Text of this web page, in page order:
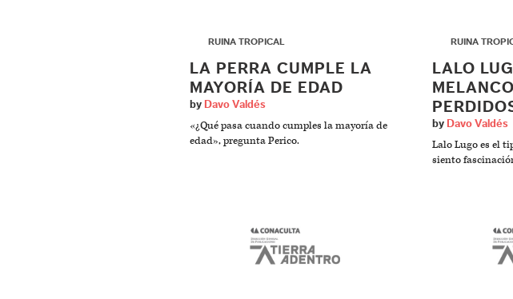
RUINA TROPICAL
LA PERRA CUMPLE LA
MAYORÍA DE EDAD
by Davo Valdés
«¿Qué pasa cuando cumples la mayoría de
edad», pregunta Perico.
RUINA
LALO
by Davo Valdés
Lalo Lugo es el
siento